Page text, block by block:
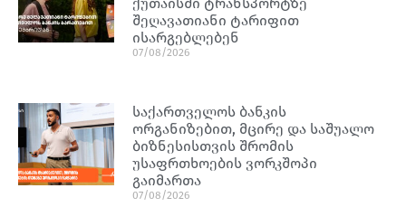
შეღავათიანი ტარიფით
ისარგებლებენ
07/08/2026
საქართველოს ბანკის
ორგანიზებით, მცირე და საშუალო
ბიზნესისთვის შრომის
უსაფრთხოების ვორკშოპი
გაიმართა
07/08/2026